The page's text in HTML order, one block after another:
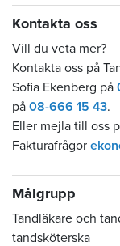
Kontakta oss
Vill du veta mer?
Kontakta oss på
Sofia Ekenberg på
på 08-666 15 43.
Eller mejla till oss
Fakturafrågor
Målgrupp
Tandläkare och
tandsköterska